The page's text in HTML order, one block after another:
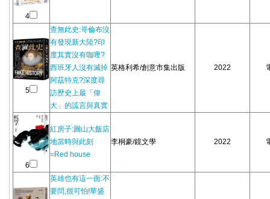
4
5
查無此史:哥倫布沒
有發現新大陸?印
度其實沒有咖哩?
西班牙人沒有滅掉
阿茲特克?深度尋
訪歷史上最「偉
大」的謊言與真實
英格利希/創意市集出版 2022
6
紅房子:圓山大飯店
地當時與此刻
=Red house
李桐豪/鏡文學 2022
英雄也有這一面:不
要問,很可怕!華盛